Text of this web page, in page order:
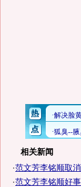
相关新闻
·范文芳李铭顺取
·范文芳李铭顺好